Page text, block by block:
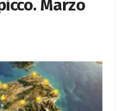
Marzo